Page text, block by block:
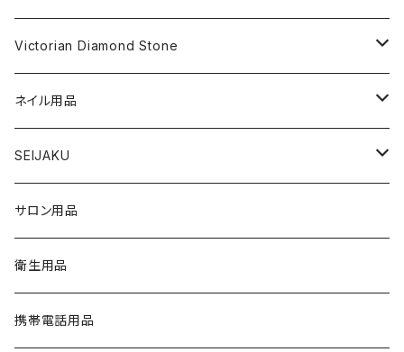
NAIL LIQUID（ネイルリキッド）
DIP AND COLOR ACRYLIC POWDERS
KITS（キット）
GEL（ジェル）
SYNERGY GEL（シナジージェル）
PRECISION GEL APPLICATORS
ACCESSORIES（アクセサリー）
E-FILE & BITS（電子ファイルとビット）
DUST COLLECTOR（集塵機）
NAIL POLISH（ネイルポリッシュ）
YN NAIL POLISH（ネイルポリッシュ）
YN CONVERSIONS（別のヤングネイルズ）
NAIL ART（ネイルアート）
YN ART GLITTERS（アートグリッター）
YN ART MYLARS（アートマイラー）
PREPS & TREATMENTS
BRUSH CAP（ブラシキャップ）
フィルインジェル
クリアジェル
ネイルストーンパーツ
NAIL TOOL
ブラシ
ネイルファイル
NAIL PREPS
LED/UVライト
ベースジェル
ネイルパーツ
パウダー
NAIL TOOL
フットファイル
NAIL PREPS
単品
クリアジェル
カラージェル 赤指定色
Victorian Diamond Stone
50粒入り
1,440粒入り（大容量）
スノーフレイクシリーズ
ビジューシリーズ
ネイル用品
コリンスキー アクリルブラシ
浦和工業・ウラワ（URAWA）
スワロフスキー
Twinkle Cap（トゥインクルキャップ）
SEIJAKU
SHIRT
T-SHIRT
サロン用品
衛生用品
携帯電話用品